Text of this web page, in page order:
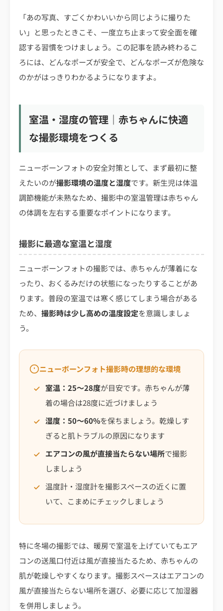
「あの写真、すごくかわいいから同じように撮りた
い」と思ったときこそ、一度立ち止まって安全面を確
認する習慣をつけましょう。この記事を読み終わるこ
ろには、どんなポーズが安全で、どんなポーズが危険な
のかがはっきりわかるようになりますよ。
室温・湿度の管理｜赤ちゃんに快適
な撮影環境をつくる
ニューボーンフォトの安全対策として、まず最初に整
えたいのが撮影環境の温度と湿度です。新生児は体温
調節機能が未熟なため、撮影中の室温管理は赤ちゃん
の体調を左右する重要なポイントになります。
撮影に最適な室温と湿度
ニューボーンフォトの撮影では、赤ちゃんが薄着にな
ったり、おくるみだけの状態になったりすることがあ
ります。普段の室温では寒く感じてしまう場合がある
ため、 撮影時は少し高めの温度設定を意識しましょ
う。
ニューボーンフォト撮影時の理想的な環境
室温：25〜28度が目安です。赤ちゃんが薄
着の場合は28度に近づけましょう
湿度：50〜60%を保ちましょう。乾燥しす
ぎると肌トラブルの原因になります
エアコンの風が直接当たらない場所で撮影
しましょう
温度計・湿度計を撮影スペースの近くに置
いて、こまめにチェックしましょう
特に冬場の撮影では、暖房で室温を上げていてもエア
コンの送風口付近は風が直接当たるため、赤ちゃんの
肌が乾燥しやすくなります。撮影スペースはエアコンの
風が直接当たらない場所を選び、必要に応じて加湿器
を併用しましょう。